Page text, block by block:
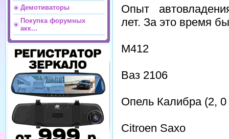
Демотиваторы
Покупка форумных
акк...
Опыт
лет. За это время
М412
Ваз 2106
Опель Калибра (2, 0
Citroen Saxo